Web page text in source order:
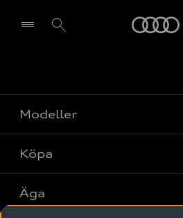
Modeller
Alla modeller
Elbilar
Köpa
Privaterbjudanden
Äga